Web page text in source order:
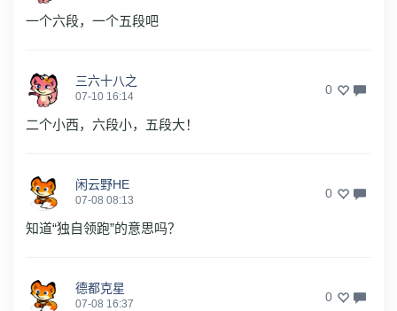
一个六段，一个五段吧
三六十八之
07-10 16:14 0
二个小西，六段小，五段大！
闲云野HE
07-08 08:13 0
知道“独自领跑”的意思吗？
德都克星
07-08 16:37 0